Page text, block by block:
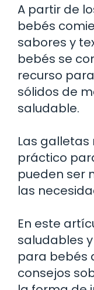
A partir de
bebés
sabores y
bebés se
recurso
sólidos de
saludable.
Las galletas
práctico
pueden ser
las
En este
saludables
para bebés
consejos